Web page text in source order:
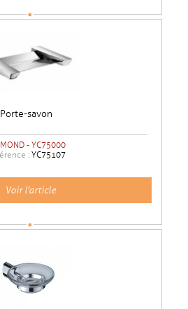
Porte-savon
- YC75000
:YC75107
Voir l'article